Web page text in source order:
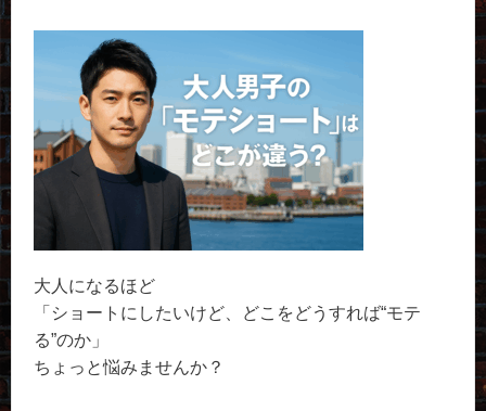
大人になるほど
「ショートにしたいけど、どこをどうすれば“モテ
る”のか」
ちょっと悩みませんか？